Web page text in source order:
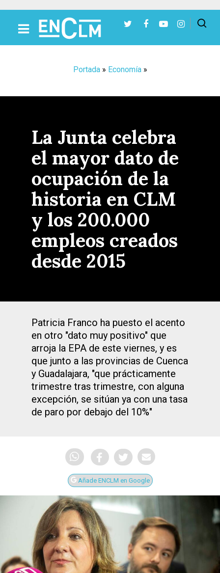
Portada» Economía»
La Junta celebra
el mayor dato de
ocupación de la
historia en CLM
y los 200.000
empleos creados
desde 2015
Patricia Franco ha puesto el acento
en otro "dato muy positivo" que
arroja la EPA de este viernes, y es
que junto a las provincias de Cuenca
y Guadalajara, "que prácticamente
trimestre tras trimestre, con alguna
excepción, se sitúan ya con una tasa
de paro por debajo del 10%"
Añade ENCLM en Google